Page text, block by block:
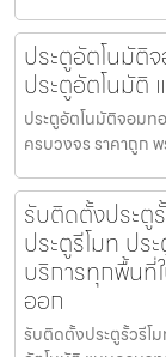
ประตูอัตโนมัติ
ประตูอัตโนมัติ
ประตูอัตโนมัติจอมท
ครบวงจร ราคาถูก
รับติดตั้งประตู
ประตูรีโมท ปร
บริการทุกพื้นที่
ออก
รับติดตั้งประตูรั้วรีโ